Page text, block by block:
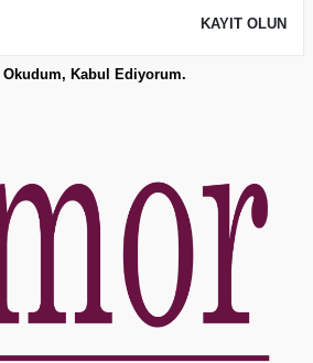
KAYIT OLUN
Okudum, Kabul Ediyorum.